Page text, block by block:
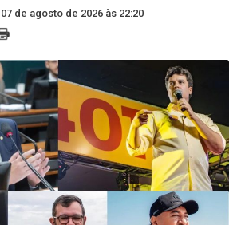
07 de agosto de 2026 às 22:20